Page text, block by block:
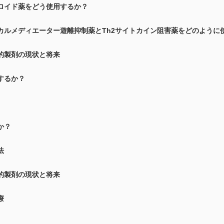
ド薬をどう使用するか？
メディエーター遊離抑制薬とTh2サイトカイン阻害薬をどのように
製剤の現状と将来
るか？
？
製剤の現状と将来